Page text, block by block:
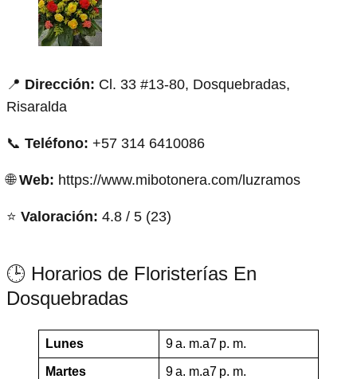
📍 Dirección: Cl. 33 #13-80, Dosquebradas,
Risaralda
📞 Teléfono: +57 314 6410086
🌐Web: https://www.mibotonera.com/luzramos
⭐ Valoración: 4.8 / 5 (23)
🕒 Horarios de Floristerías En
Dosquebradas
Lunes 9 a. m.a7 p. m.
Martes 9 a. m.a7 p. m.